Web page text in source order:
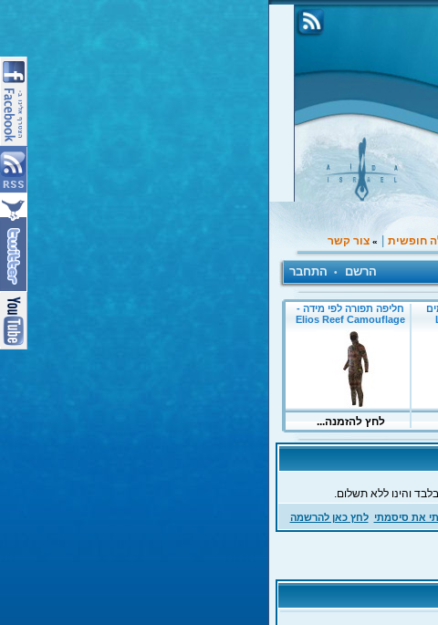
חופשית |
» צור קשר
הרשם • התחבר
והינו ללא תשלום.
את סיסמתי לחץ כאן להרשמה